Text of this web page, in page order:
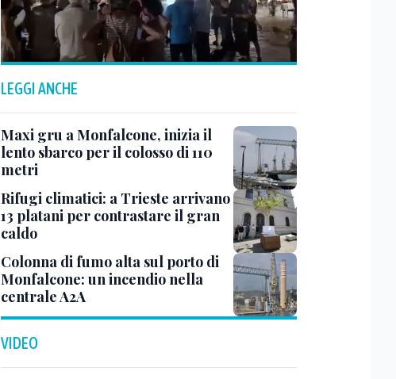
LEGGI ANCHE
Maxi gru a Monfalcone, inizia il
lento sbarco per il colosso di 110
metri
Rifugi climatici: a Trieste arrivano
13 platani per contrastare il gran
caldo
Colonna di fumo alta sul porto di
Monfalcone: un incendio nella
centrale A2A
VIDEO